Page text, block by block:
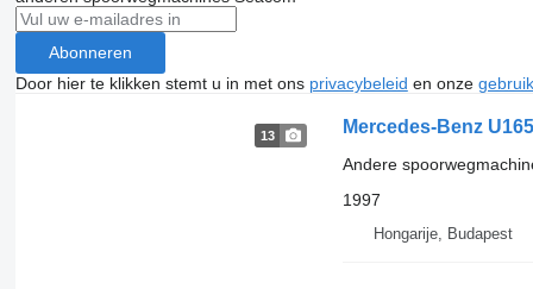
Abonneren
Door hier te klikken stemt u in met ons privacybeleid en onze
13
Mercedes-Benz
Andere
1997
Hongarije, Budapest